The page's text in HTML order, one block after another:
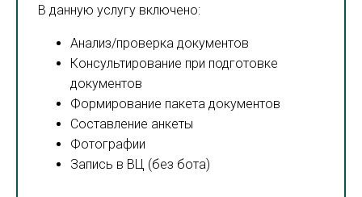
В данную услугу включено:
Анализ/проверка документов
Консультирование при подготовке
документов
Формирование пакета документов
Составление анкеты
Фотографии
Запись в ВЦ (без бота)